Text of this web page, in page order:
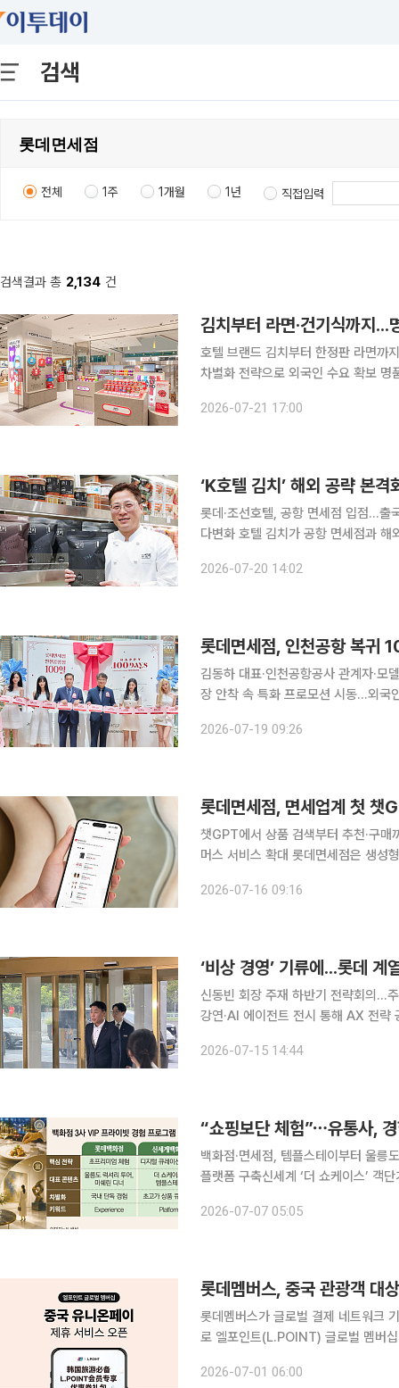
검색
전체 1주 1개월 1년 직접입력
검색결과 총 2,134 건
김치부터 라면·건기식까지
호텔 브랜드 김치부터 한정판 라면까
차별화 전략으로 외국인 수요 확보 명품과 화장품 중심이던 면세점 상품 구성이 K푸드와 건강기능
치와 라면, 건기식, 전통주 등으로 식
2026-07-21 17:00
‘K호텔 김치’ 해외 공략 본
롯데·조선호텔, 공항 면세점 입점…
다변화 호텔 김치가 공항 면세점과 해외 시장으로 유통 무대를 넓히고 있다. 롯데호텔과 조선호텔앤
2026-07-20 14:02
롯데면세점, 인천공항 복귀
김동하 대표·인천공항공사 관계자·
장 안착 속 특화 프로모션 시동…외국인 증가세에 매출 기
을 맞아 제2터미널 출국장에서 기념
2026-07-19 09:26
롯데면세점, 면세업계 첫 챗
챗GPT에서 상품 검색부터 추천·구
머스 서비스 확대 롯데면세점은 생성형 AI 플랫폼 챗GPT와 연동한 쇼핑 서비스를 출시했다고 16
2026-07-16 09:16
신동빈 회장 주재 하반기 전략회의…
강연·AI 에이전트 전시 통해 AX 전략 공유 신동빈 롯데그룹 회장이 주재하는
최됐다. 대내외 악재에 따른 그룹 전
2026-07-15 14:44
“쇼핑보단 체험”⋯유통사, 경
백화점·면세점, 템플스테이부터 울릉
플랫폼 구축신세계 ‘더 쇼케이스’ 객
넘어 여행, 미식, 명상, 예술 등 VIP
2026-07-07 05:05
롯데멤버스, 중국 관광객 대
롯데멤버스가 글로벌 결제 네트워크
로 엘포인트(L.POINT) 글로벌 멤버십 서비스를 확대한다. 롯
밝혔다. 이번 제휴는 방한 외국인
2026-07-01 06:00